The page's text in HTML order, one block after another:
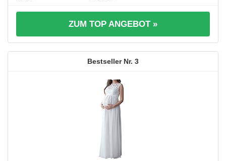
ZUM TOP ANGEBOT »
3